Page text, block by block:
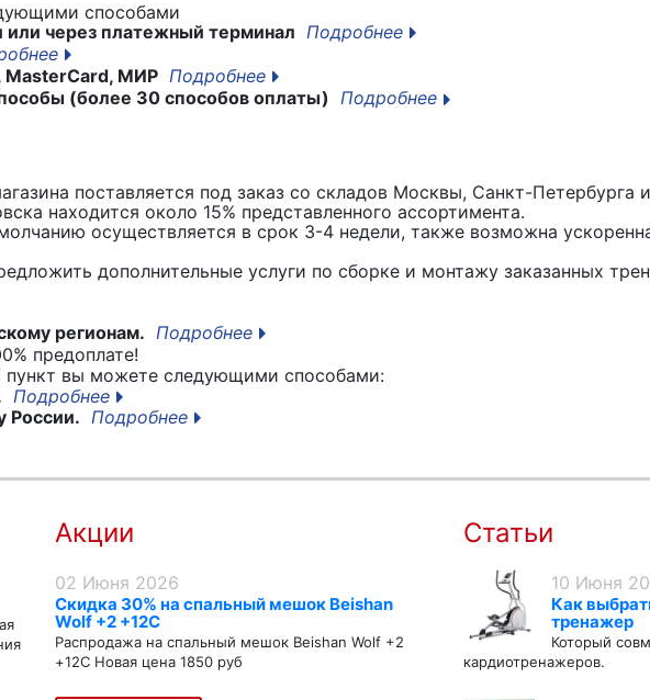
способами
или через платежный терминал Подробнее
MasterCard, МИР Подробнее
(более 30 способов оплаты) Подробнее
поставляется под заказ со складов Москвы, Санкт-Петербурга
находится около 15% представленного ассортимента.
осуществляется в срок 3-4 недели, также возможна
дополнительные услуги по сборке и монтажу заказанных
регионам. Подробнее
предоплате!
пункт вы можете следующими способами:
Подробнее
России. Подробнее
Акции
02 Июня 2026
Скидка 30% на спальный мешок Beishan
Wolf +2 +12C
Распродажа на спальный мешок Beishan Wolf +2
+12C Новая цена 1850 руб
Статьи
10 Июня
Как
тренажер
Который
кардиотренажеров.